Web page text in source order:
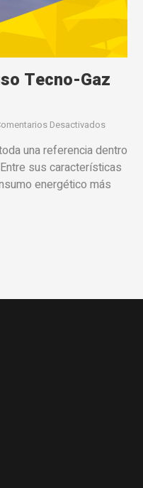
Tecno-Gaz
Desactivados
una referencia dentro
sus características
energético más